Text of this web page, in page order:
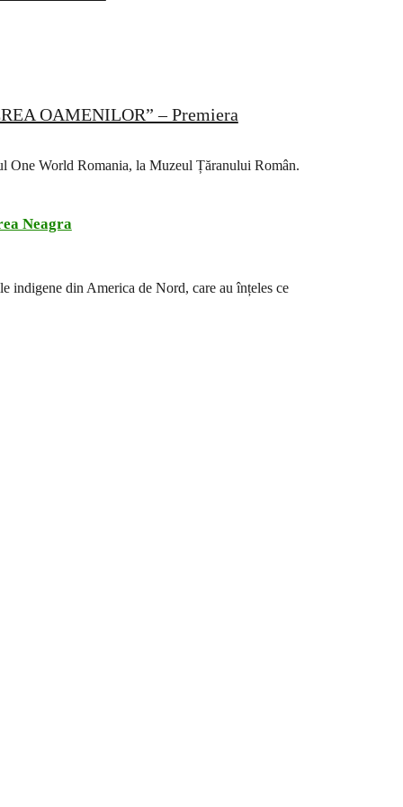
OAMENILOR” – Premiera
One World Romania, la Muzeul Țăranului Român.
Neagra
indigene din America de Nord, care au înțeles ce